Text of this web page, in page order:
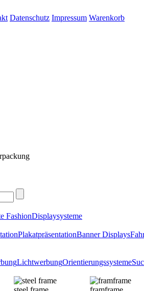
Datenschutz Impressum Warenkorb
FashionDisplaysysteme
PlakatpräsentationBanner Displays
LichtwerbungOrientierungssysteme